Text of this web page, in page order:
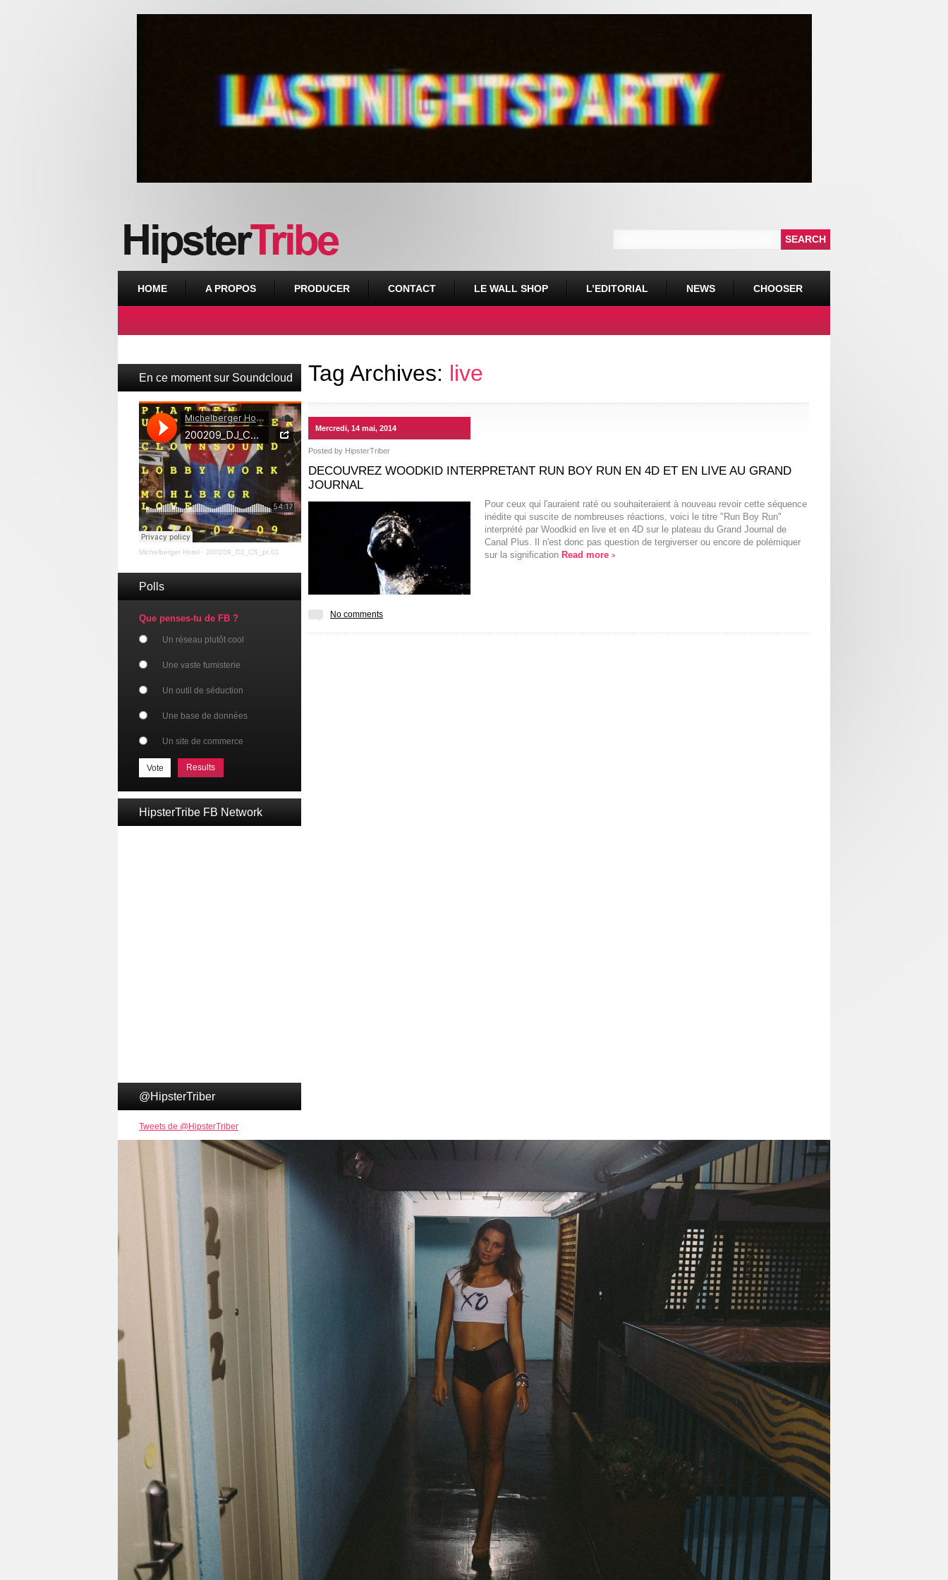
HOME A PROPOS PRODUCER CONTACT LE WALL SHOP L’EDITORIAL NEWS CHOOSER
En ce moment sur Soundcloud
Michelberger Hotel · 200209_DJ_CS_pt.01
Polls
Que penses-tu de FB ?
Un réseau plutôt cool
Une vaste fumisterie
Un outil de séduction
Une base de données
Un site de commerce
Results
HipsterTribe FB Network
@HipsterTriber
Tweets de @HipsterTriber
Tag Archives: live
Mercredi, 14 mai, 2014
Posted by HipsterTriber
DECOUVREZ WOODKID INTERPRETANT RUN BOY RUN EN 4D ET EN LIVE AU GRAND
JOURNAL
Pour ceux qui l'auraient raté ou souhaiteraient à nouveau revoir cette séquence
inédite qui suscite de nombreuses réactions, voici le titre "Run Boy Run"
interprété par Woodkid en live et en 4D sur le plateau du Grand Journal de
Canal Plus. Il n'est donc pas question de tergiverser ou encore de polémiquer
sur la signification Read more >
No comments